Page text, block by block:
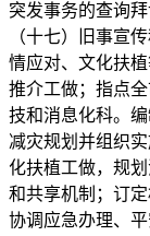
突发事务的查询
（十七）旧事宣
情应对、文化扶
推介工做；指点
技和消息化科。
减灾规划并组织
化扶植工做，规
和共享机制；订
协调应急办理、